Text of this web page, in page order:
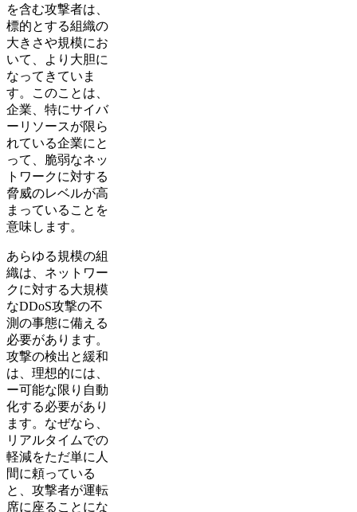
を含む攻撃者は、
標的とする組織の
大きさや規模にお
いて、より大胆に
なってきていま
す。このことは、
企業、特にサイバ
ーリソースが限ら
れている企業にと
って、脆弱なネッ
トワークに対する
脅威のレベルが高
まっていることを
意味します。
あらゆる規模の組
織は、ネットワー
クに対する大規模
なDDoS攻撃の不
測の事態に備える
必要があります。
攻撃の検出と緩和
は、理想的には、
ー可能な限り自動
化する必要があり
ます。なぜなら、
リアルタイムでの
軽減をただ単に人
間に頼っている
と、攻撃者が運転
席に座ることにな